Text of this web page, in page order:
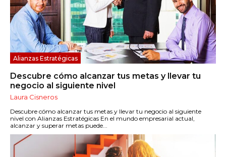
Alianzas Estratégicas
Descubre cómo alcanzar tus metas y llevar tu
negocio al siguiente nivel
Laura Cisneros
Descubre cómo alcanzar tus metas y llevar tu negocio al siguiente
nivel con Alianzas Estratégicas En el mundo empresarial actual,
alcanzar y superar metas puede...